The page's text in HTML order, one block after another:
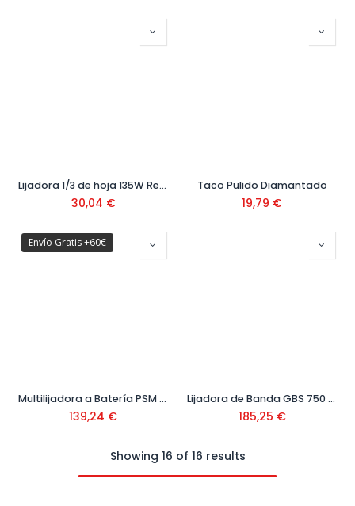
Lijadora 1/3 de hoja 135W Ref. KA300-QS
30,04 €
Taco Pulido Diamantado
19,79 €
Envío Gratis +60€
Multilijadora a Batería PSM 18 LI Ref. 0.603.3A1.303
139,24 €
Lijadora de Banda GBS 750 Ref. 0.601.2C1.020
185,25 €
Showing 16 of 16 results